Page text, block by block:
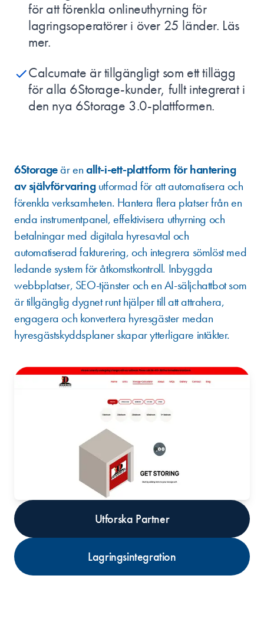
för att förenkla onlineuthyrning för
lagringsoperatörer i över 25 länder. Läs
mer.
Calcumate är tillgängligt som ett tillägg
för alla 6Storage-kunder, fullt integrerat i
den nya 6Storage 3.0-plattformen.
6Storageär enallt-i-ett-plattform för hantering
av självförvaringutformad för att automatisera och
förenkla verksamheten. Hantera flera platser från en
enda instrumentpanel, effektivisera uthyrning och
betalningar med digitala hyresavtal och
automatiserad fakturering, och integrera sömlöst med
ledande system för åtkomstkontroll. Inbyggda
webbplatser, SEO-tjänster och en AI-säljchattbot som
är tillgänglig dygnet runt hjälper till att attrahera,
engagera och konvertera hyresgäster medan
hyresgästskyddsplaner skapar ytterligare intäkter.
Utforska Partner
Lagringsintegration